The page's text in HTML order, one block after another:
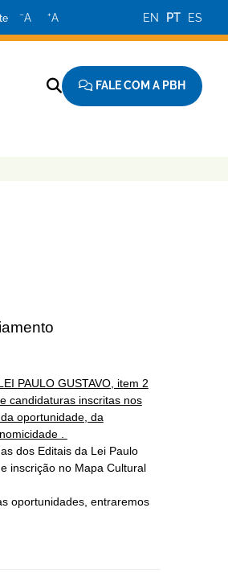
−A +A EN PT ES
FALE COM A PBH
PAULO GUSTAVO, item 2
candidaturas inscritas nos
oportunidade, da
.
dos Editais da Lei Paulo
inscrição no Mapa Cultural
oportunidades, entraremos